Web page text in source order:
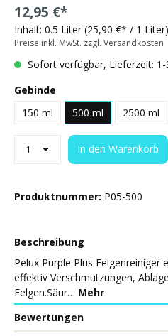
12,95 €*
Inhalt: 0.5 Liter (25,90 €* / 1 Liter)
Preise inkl. MwSt. zzgl. Versandkosten
Sofort verfügbar, Lieferzeit: 1-
Gebinde
150 ml
500 ml 2500 ml
In den Warenkorb
Produktnummer: P05-500
Beschreibung
Pelux Purple Plus Felgenreiniger
effektiv Verschmutzungen,
Felgen.Säur… Mehr
Bewertungen